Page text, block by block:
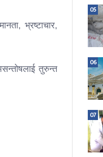
भ्रष्टाचार,
तुरुन्त
05
06
07